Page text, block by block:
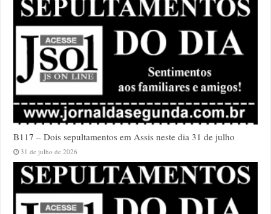
B117 – Dois sepultamentos em Assis neste dia 31 de julho
31 de julho de 2026